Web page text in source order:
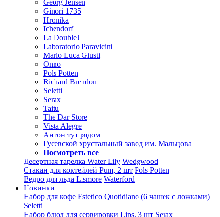
Georg Jensen
Ginori 1735
Hronika
Ichendorf
La DoubleJ
Laboratorio Paravicini
Mario Luca Giusti
Onno
Pols Potten
Richard Brendon
Seletti
Serax
Taitu
The Dar Store
Vista Alegre
Антон тут рядом
Гусевской хрустальный завод им. Мальцова
Посмотреть все
Десертная тарелка Water Lily Wedgwood
Стакан для коктейлей Pum, 2 шт Pols Potten
Ведро для льда Lismore Waterford
Новинки
Набор для кофе Estetico Quotidiano (6 чашек с ложками)
Seletti
Набор блюд для сервировки Lips, 3 шт Serax